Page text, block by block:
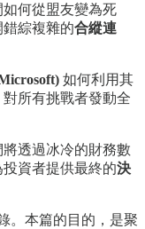
如何從盟友變為死
綜複雜的合縱連
如何利用其
所有挑戰者發動全
將透過冰冷的財務數
資者提供最終的決
。本篇的目的，是聚